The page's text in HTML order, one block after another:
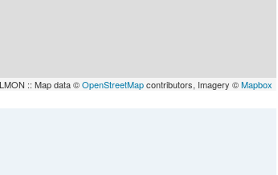
:: Map data ©OpenStreetMapcontributors, Imagery ©Mapbox